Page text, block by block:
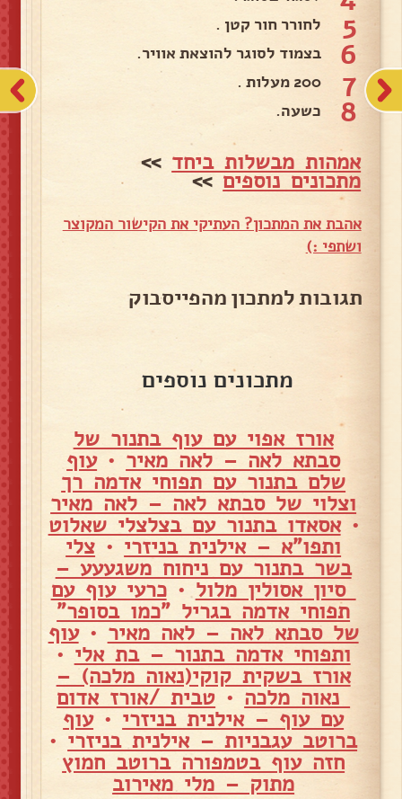
5 לחורר חור קטן .
6 בצמוד לסוגר להוצאת אוויר.
7 200 מעלות .
8 כשעה.
אמהות מבשלות ביחד >>
מתכונים נוספים>>
אהבת את המתכון? העתיקי את הקישור המקוצר
ושתפי :)
תגובות למתכון מהפייסבוק
מתכונים נוספים
אורז אפוי עם עוף בתנור של
סבתא לאה – לאה מאיר •עוף
שלם בתנור עם תפוחי אדמה רך
וצלוי של סבתא לאה – לאה מאיר
•אסאדו בתנור עם בצלצלי שאלוט
ותפו"א – אילנית בניזרי • צלי
בשר בתנור עם ניחוח משגעעע –
סיון אסולין מלול•כרעי עוף עם
תפוחי אדמה בגריל "כמו בסופר"
של סבתא לאה – לאה מאיר •עוף
ותפוחי אדמה בתנור – בת אלי •
אורז בשקית קוקי(נאוה מלכה) –
נאוה מלכה • טבית /אורז אדום
עם עוף – אילנית בניזרי •עוף
ברוטב עגבניות – אילנית בניזרי •
חזה עוף בטמפורה ברוטב חמוץ
מתוק – מלי מאירוב